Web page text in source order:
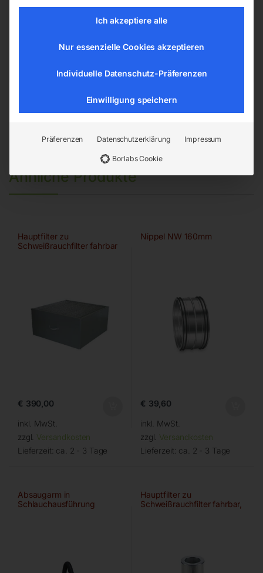
Hannesgrub Nord 19
4911 Ried/Tumeltsham
Ähnliche Produkte
Hauptfilter zu
Schweißrauchfilter fahrbar
€ 390,00
inkl. MwSt.
zzgl. Versandkosten
Lieferzeit: ca. 2 - 3 Tage
Nippel NW 160mm
€ 39,60
inkl. MwSt.
zzgl. Versandkosten
Lieferzeit: ca. 2 - 3 Tage
Absaugarm in
Schlauchausführung
Hauptfilter zu
Schweißrauchfilter fahrbar,
Ich akzeptiere alle
Nur essenzielle Cookies akzeptieren
Individuelle Datenschutz-Präferenzen
Einwilligung speichern
Präferenzen Datenschutzerklärung Impressum
Borlabs Cookie